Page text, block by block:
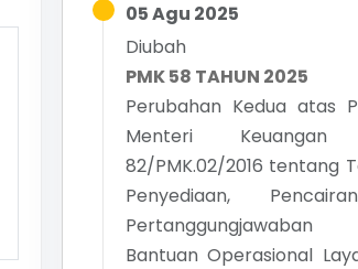
05 Agu 2025
Diubah
PMK 58 TAHUN 2025
Perubahan Kedua atas
Menteri Keuangan
82/PMK.02/2016 tentang
Penyediaan,
Bantuan Operasional